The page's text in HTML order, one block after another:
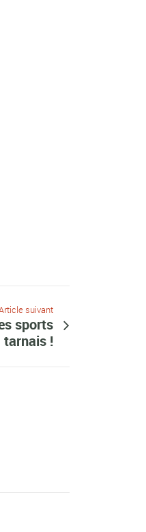
suivant
sports
tarnais !